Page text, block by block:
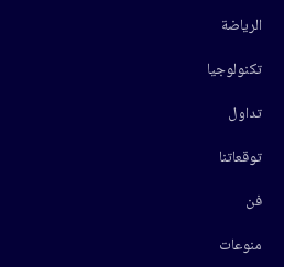
الرياضة
تكنولوجيا
تداول
توقعاتنا
فن
منوعات